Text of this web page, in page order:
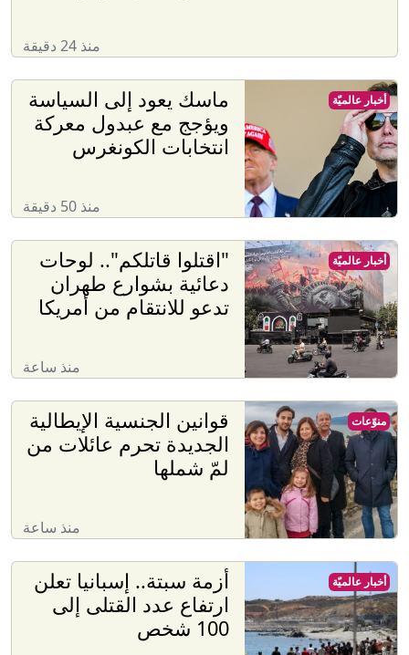
منذ 24 دقيقة
ماسك يعود إلى السياسة
ويؤجج مع عبدول معركة
انتخابات الكونغرس
منذ 50 دقيقة
أخبار عالميّة
"اقتلوا قاتلكم".. لوحات
دعائية بشوارع طهران
تدعو للانتقام من أمريكا
منذ ساعة
أخبار عالميّة
قوانين الجنسية الإيطالية
الجديدة تحرم عائلات من
لمّ شملها
منذ ساعة
منوّعات
أزمة سبتة.. إسبانيا تعلن
ارتفاع عدد القتلى إلى
100 شخص
أخبار عالميّة